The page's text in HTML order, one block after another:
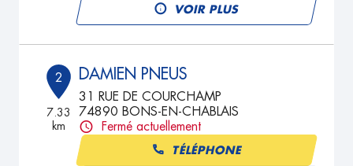
VOIR PLUS
2
7.33
km
DAMIEN PNEUS
31 RUE DE COURCHAMP
74890 BONS-EN-CHABLAIS
Fermé actuellement
TÉLÉPHONE